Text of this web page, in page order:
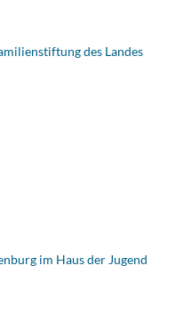
im Haus der Jugend
des Landes